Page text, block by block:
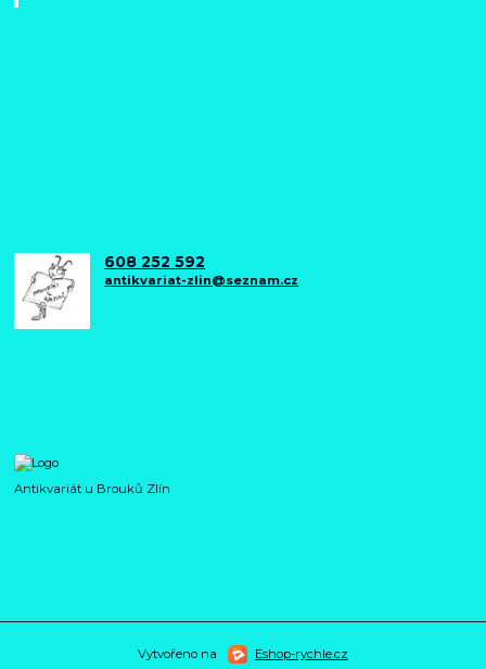
608 252 592
antikvariat-zlin@seznam.cz
Antikvariát u Brouků Zlín
Vytvořeno na Eshop-rychle.cz